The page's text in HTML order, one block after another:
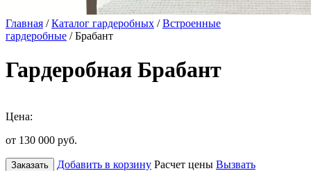
Главная /Каталог гардеробных /Встроенные
гардеробные / Брабант
Гардеробная Брабант
Цена:
от 130 000 руб.
Заказать Добавить в корзину Расчет цены Вызвать